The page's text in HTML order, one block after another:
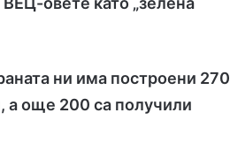
ни има построени 270
а още 200 са получили